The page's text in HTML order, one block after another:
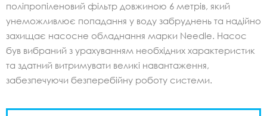
поліпропіленовий фільтр довжиною 6 метрів, який
унеможливлює попадання у воду забруднень та надійно
захищає насосне обладнання марки Needle. Насос
був вибраний з урахуванням необхідних характеристик
та здатний витримувати великі навантаження,
забезпечуючи безперебійну роботу системи.